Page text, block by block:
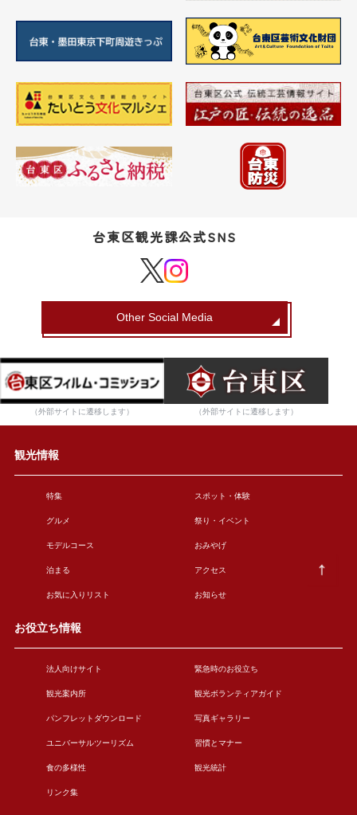
台東区観光課公式SNS
Other Social Media
（外部サイトに遷移します） （外部サイトに遷移します）
観光情報
特集 スポット・体験
グルメ 祭り・イベント
モデルコース おみやげ
泊まる アクセス
お気に入りリスト お知らせ
お役立ち情報
法人向けサイト 緊急時のお役立ち
観光案内所 観光ボランティアガイド
パンフレットダウンロード 写真ギャラリー
ユニバーサルツーリズム 習慣とマナー
食の多様性 観光統計
リンク集